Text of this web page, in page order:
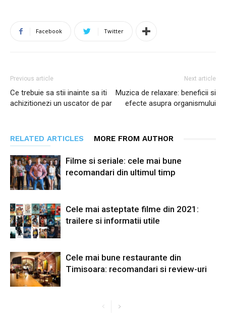
Facebook Twitter
Previous article
Ce trebuie sa stii inainte sa iti
achizitionezi un uscator de par
Next article
Muzica de relaxare: beneficii si
efecte asupra organismului
RELATED ARTICLES MORE FROM AUTHOR
Filme si seriale: cele mai bune
recomandari din ultimul timp
Cele mai asteptate filme din 2021:
trailere si informatii utile
Cele mai bune restaurante din
Timisoara: recomandari si review-uri